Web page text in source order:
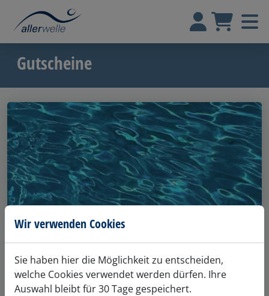
Gutscheine
Wir verwenden Cookies
Sie haben hier die Möglichkeit zu entscheiden,
welche Cookies verwendet werden dürfen. Ihre
Auswahl bleibt für 30 Tage gespeichert.